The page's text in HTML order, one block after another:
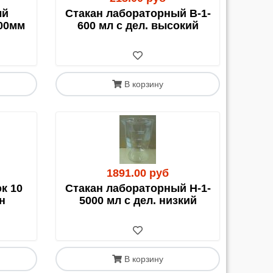
выбранной ТК.
СДЭК, расчет возможен только наличными.
нашими силами до их терминала в Москве
новым транспортным компаниям мы
Стакан лабораторный В-1-
600 мл с дел. высокий
В корзину
10
1891.00 руб
Стакан лабораторный Н-1-
5000 мл с дел. низкий
В корзину